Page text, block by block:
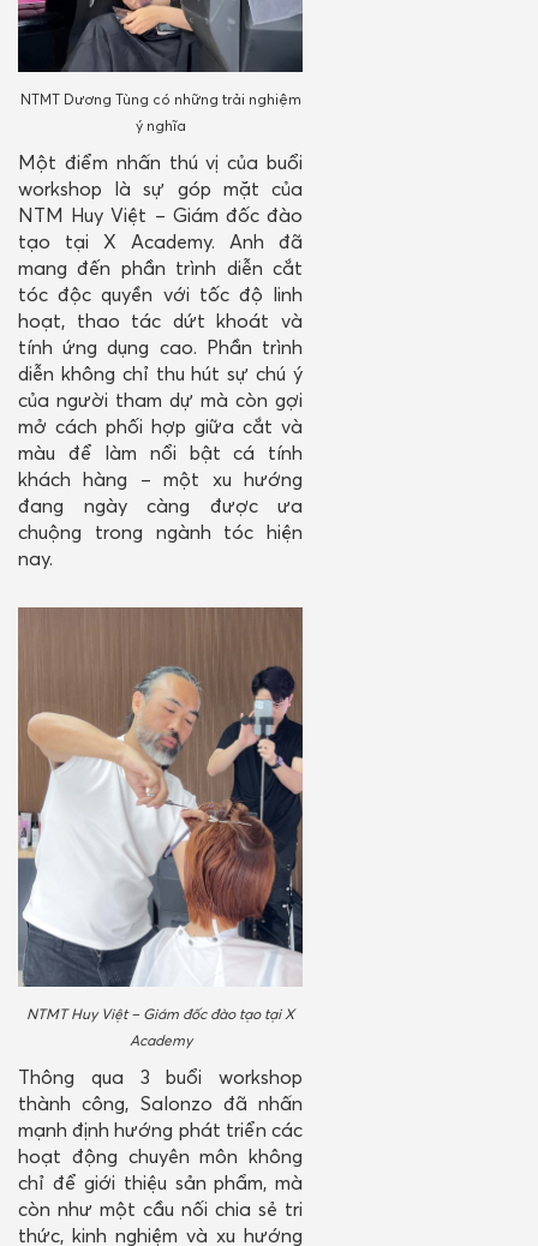
NTMT Dương Tùng có những trải nghiệm
ý nghĩa
Một điểm nhấn thú vị của buổi
workshop là sự góp mặt của
NTM Huy Việt – Giám đốc đào
tạo tại X Academy. Anh đã
mang đến phần trình diễn cắt
tóc độc quyền với tốc độ linh
hoạt, thao tác dứt khoát và
tính ứng dụng cao. Phần trình
diễn không chỉ thu hút sự chú ý
của người tham dự mà còn gợi
mở cách phối hợp giữa cắt và
màu để làm nổi bật cá tính
khách hàng – một xu hướng
đang ngày càng được ưa
chuộng trong ngành tóc hiện
nay.
NTMT Huy Việt – Giám đốc đào tạo tại X
Academy
Thông qua 3 buổi workshop
thành công, Salonzo đã nhấn
mạnh định hướng phát triển các
hoạt động chuyên môn không
chỉ để giới thiệu sản phẩm, mà
còn như một cầu nối chia sẻ tri
thức, kinh nghiệm và xu hướng